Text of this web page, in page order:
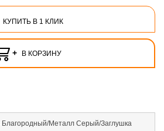
КУПИТЬ В 1 КЛИК
+ В КОРЗИНУ
Благородный/Металл Серый/Заглушка